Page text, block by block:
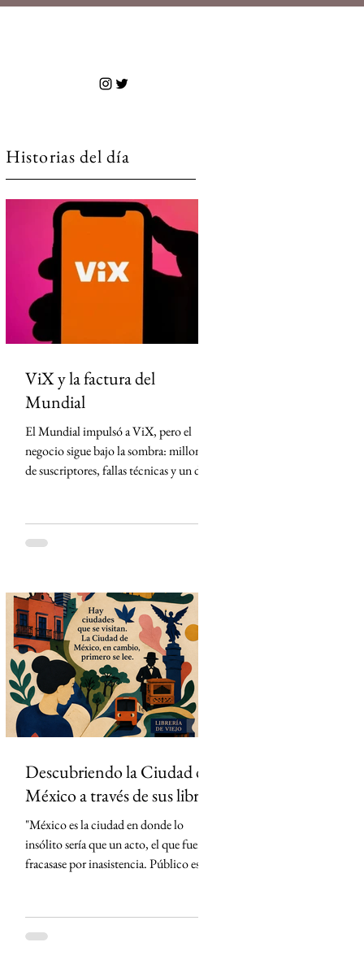
Historias del día
ViX y la factura del
Mundial
El Mundial impulsó a ViX, pero el
negocio sigue bajo la sombra: millones
de suscriptores, fallas técnicas y un dato
representó la mayor apuesta de
TelevisaUnivision desde el lanzamiento
valioso: los derechos exclusivos para
transmitir por streaming los 104
partidos del torneo en México. La
estrategia parecía impecable: convertir
el evento deportivo
Descubriendo la Ciudad de
México a través de sus libros
"México es la ciudad en donde lo
insólito sería que un acto, el que fuera,
fracasase por inasistencia. Público es lo
de México, en cambio, primero se lee."
Creo que conocí la Ciudad de México